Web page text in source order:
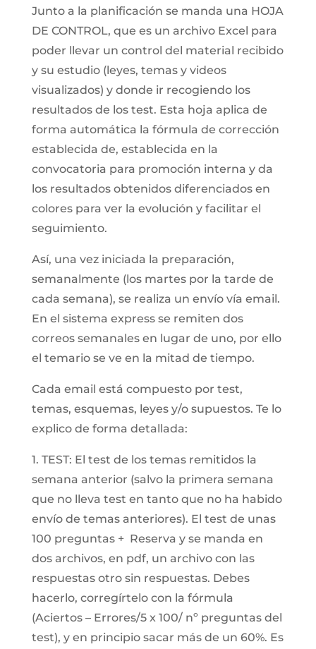
Junto a la planificación se manda una HOJA
DE CONTROL, que es un archivo Excel para
poder llevar un control del material recibido
y su estudio (leyes, temas y videos
visualizados) y donde ir recogiendo los
resultados de los test. Esta hoja aplica de
forma automática la fórmula de corrección
establecida de, establecida en la
convocatoria para promoción interna y da
los resultados obtenidos diferenciados en
colores para ver la evolución y facilitar el
seguimiento.
Así, una vez iniciada la preparación,
semanalmente (los martes por la tarde de
cada semana), se realiza un envío vía email.
En el sistema express se remiten dos
correos semanales en lugar de uno, por ello
el temario se ve en la mitad de tiempo.
Cada email está compuesto por test,
temas, esquemas, leyes y/o supuestos. Te lo
explico de forma detallada:
1. TEST: El test de los temas remitidos la
semana anterior (salvo la primera semana
que no lleva test en tanto que no ha habido
envío de temas anteriores). El test de unas
100 preguntas + Reserva y se manda en
dos archivos, en pdf, un archivo con las
respuestas otro sin respuestas. Debes
hacerlo, corregírtelo con la fórmula
(Aciertos – Errores/5 x 100/ nº preguntas del
test), y en principio sacar más de un 60%. Es